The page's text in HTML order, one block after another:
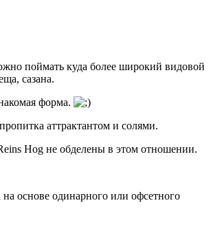
поймать куда более широкий видовой
сазана.
форма.
аттрактантом и солями.
Hog не обделены в этом отношении.
основе одинарного или офсетного